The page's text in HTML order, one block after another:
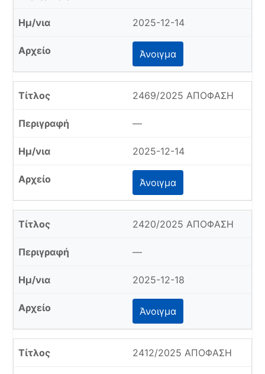
2025-12-14
Άνοιγμα
2469/2025 ΑΠΟΦΑΣΗ
—
2025-12-14
Άνοιγμα
2420/2025 ΑΠΟΦΑΣΗ
—
2025-12-18
Άνοιγμα
2412/2025 ΑΠΟΦΑΣΗ